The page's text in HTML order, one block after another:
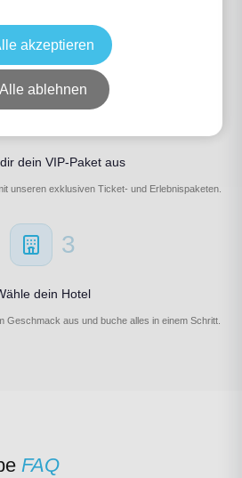
nach deinem Event
aus — von Fußball über Formel 1 bis Konzerte.
2
dein VIP-Paket aus
unseren exklusiven Ticket- und Erlebnispaketen.
3
dein Hotel
Geschmack aus und buche alles in einem Schritt.
FAQ
akzeptieren
Alle ablehnen